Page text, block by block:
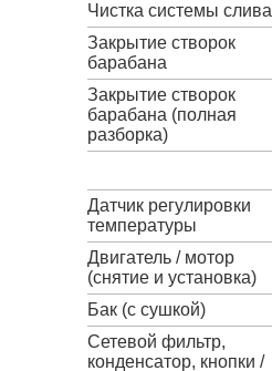
Чистка системы слива
Закрытие створок
барабана
Закрытие створок
барабана (полная
разборка)
Датчик регулировки
температуры
Двигатель / мотор
(снятие и установка)
Бак (с сушкой)
Сетевой фильтр,
конденсатор, кнопки /